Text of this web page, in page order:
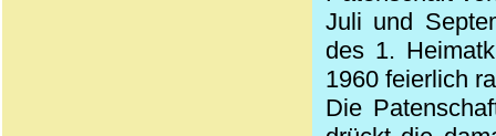
Juli und
des 1.
1960 feierlich
Die